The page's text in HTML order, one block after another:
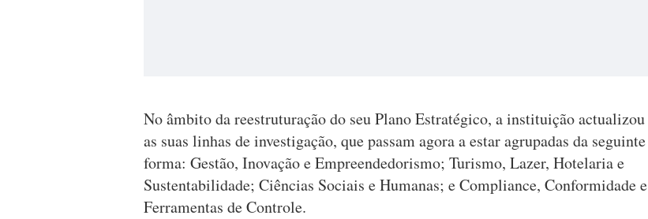
No âmbito da reestruturação do seu Plano Estratégico, a instituição actualizou
as suas linhas de investigação, que passam agora a estar agrupadas da seguinte
forma: Gestão, Inovação e Empreendedorismo; Turismo, Lazer, Hotelaria e
Sustentabilidade; Ciências Sociais e Humanas; e Compliance, Conformidade e
Ferramentas de Controle.